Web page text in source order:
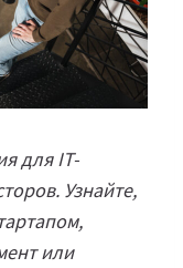
для IT-
Узнайте,
или